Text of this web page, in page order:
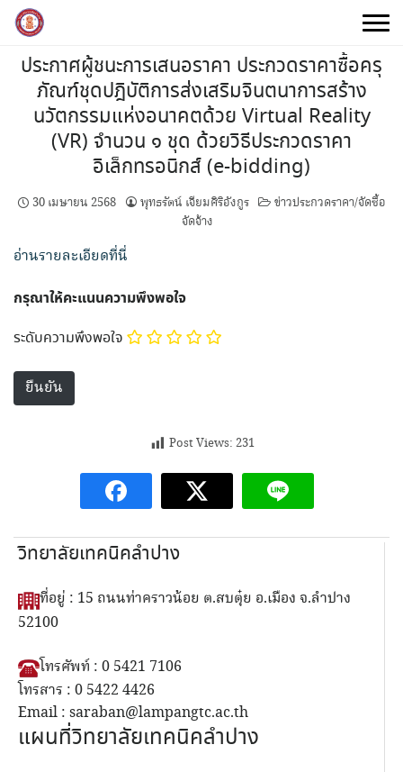
Skip
content
ประกาศผู้ชนะการเสนอราคา ประกวดราคาซื้อครุ
ภัณฑ์ชุดปฎิบัติการส่งเสริมจินตนาการสร้าง
นวัตกรรมแห่งอนาคตด้วย Virtual Reality
(VR) จำนวน ๑ ชุด ด้วยวิธีประกวดราคา
อิเล็กทรอนิกส์ (e-bidding)
30 เมษายน 2568 พุทธรัตน์ เจียมศิริอังกูร
ข่าวประกวดราคา/จัดซื้อ
จัดจ้าง
อ่านรายละเอียดที่นี่
กรุณาให้คะแนนความพึงพอใจ
ระดับความพึงพอใจ
Post Views: 231
วิทยาลัยเทคนิคลำปาง
ที่อยู่ : 15 ถนนท่าคราวน้อย ต.สบตุ๋ย อ.เมือง จ.ลำปาง
52100
โทรศัพท์ : 0 5421 7106
โทรสาร : 0 5422 4426
Email : saraban@lampangtc.ac.th
แผนที่วิทยาลัยเทคนิคลำปาง